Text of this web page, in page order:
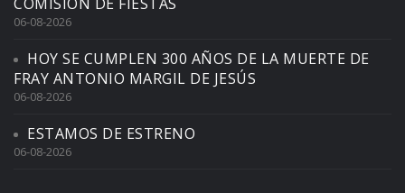
06-08-2026
HOY SE CUMPLEN 300 AÑOS DE LA MUERTE DE
FRAY ANTONIO MARGIL DE JESÚS
06-08-2026
ESTAMOS DE ESTRENO
06-08-2026